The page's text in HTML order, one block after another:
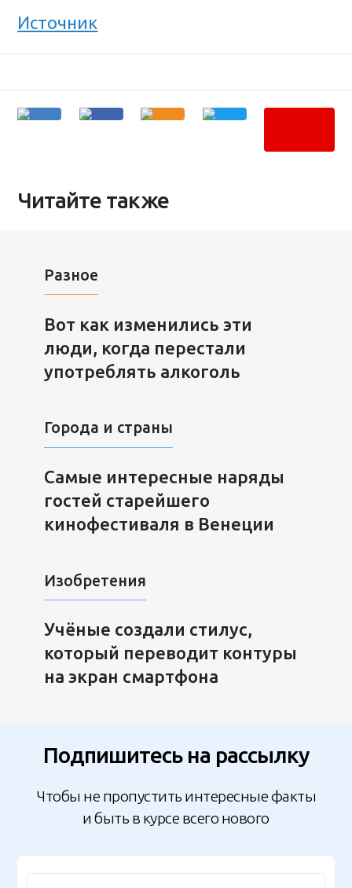
Источник
Читайте также
Разное
Вот как изменились эти
люди, когда перестали
употреблять алкоголь
Города и страны
Самые интересные наряды
гостей старейшего
кинофестиваля в Венеции
Изобретения
Учёные создали стилус,
который переводит контуры
на экран смартфона
Подпишитесь на рассылку
Чтобы не пропустить интересные факты
и быть в курсе всего нового